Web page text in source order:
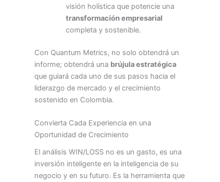
visión holística que potencie una
transformación empresarial
completa y sostenible.
Con Quantum Metrics, no solo obtendrá un
informe; obtendrá una brújula estratégica
que guiará cada uno de sus pasos hacia el
liderazgo de mercado y el crecimiento
sostenido en Colombia.
Convierta Cada Experiencia en una
Oportunidad de Crecimiento
El análisis WIN/LOSS no es un gasto, es una
inversión inteligente en la inteligencia de su
negocio y en su futuro. Es la herramienta que